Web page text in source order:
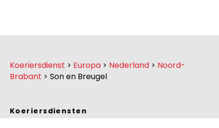
Koeriersdienst > Europa > Nederland > Noord-
Brabant > Son en Breugel
Koeriersdiensten